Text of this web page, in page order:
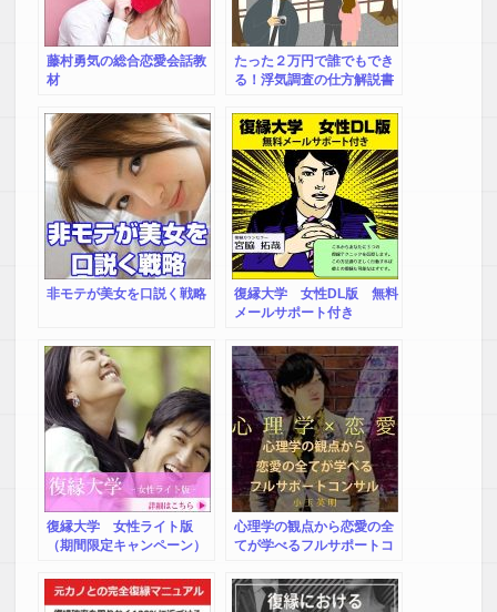
藤村勇気の総合恋愛会話教
材
たった２万円で誰でもでき
る！浮気調査の仕方解説書
版』
非モテが美女を口説く戦略
復縁大学 女性DL版 無料
メールサポート付き
復縁大学 女性ライト版
（期間限定キャンペーン）
心理学の観点から恋愛の全
てが学べるフルサポートコ